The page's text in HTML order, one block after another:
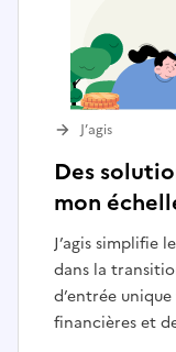
Des
mon
J’agis simplifie
dans la
d’entrée
financières et
J’agis